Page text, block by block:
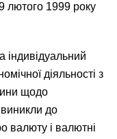
лютого 1999 року
діяльності з
щодо
виникли до
валюту і валютні